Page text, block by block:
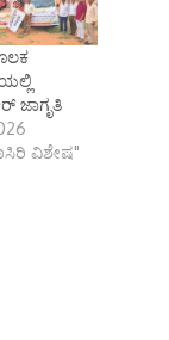
ಜಾಗೃತಿ
ವಿಶೇಷ"